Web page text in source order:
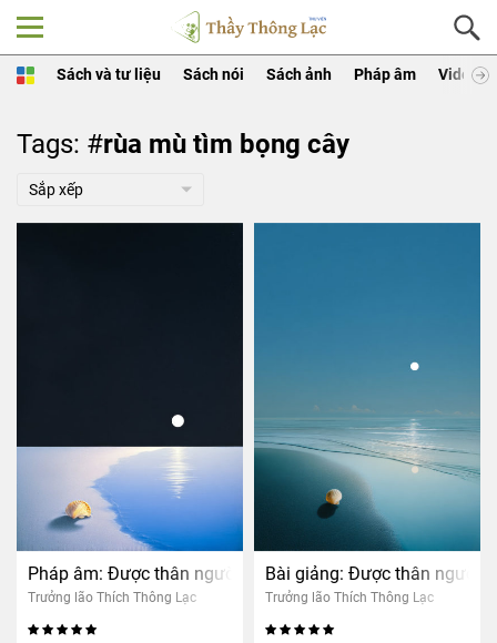
Sách và tư liệu Sách nói Sách ảnh Pháp âm Video
Tags: #rùa mù tìm bọng cây
Pháp âm: Được thân người là khó
Trưởng lão Thích Thông Lạc
Bài giảng: Được thân người
Trưởng lão Thích Thông Lạc